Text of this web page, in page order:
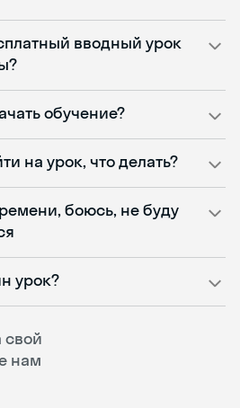
свой
нам
вводный урок
обучение?
на урок, что делать?
боюсь, не буду
урок?